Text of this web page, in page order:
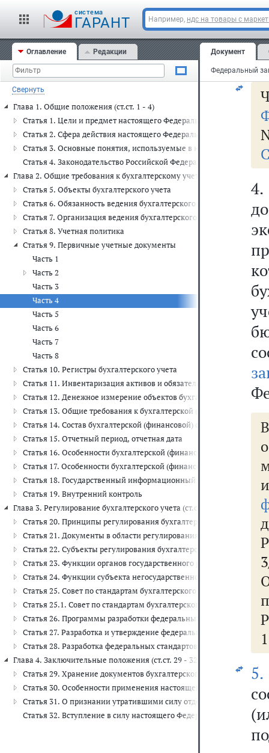
cистема
ГАРАНТ Например, ндс на товары с
Оглавление Редакции
Свернуть
Глава 1. Общие положения (ст.ст. 1 - 4)
Статья 1. Цели и предмет настоящего Федерального закона
Статья 2. Сфера действия настоящего Федерального закона
Статья 3. Основные понятия, используемые в настоящем
Статья 4. Законодательство Российской Федерации о
Глава 2. Общие требования к бухгалтерскому учету (ст.ст. 5 - 19)
Статья 5. Объекты бухгалтерского учета
Статья 6. Обязанность ведения бухгалтерского учета
Статья 7. Организация ведения бухгалтерского учета
Статья 8. Учетная политика
Статья 9. Первичные учетные документы
Часть 1
Часть 2
Часть 3
Часть 4
Часть 5
Часть 6
Часть 7
Часть 8
Статья 10. Регистры бухгалтерского учета
Статья 11. Инвентаризация активов и обязательств
Статья 12. Денежное измерение объектов бухгалтерского учета
Статья 13. Общие требования к бухгалтерской (финансовой)
Статья 14. Состав бухгалтерской (финансовой) отчетности
Статья 15. Отчетный период, отчетная дата
Статья 16. Особенности бухгалтерской (финансовой) отчетности
Статья 17. Особенности бухгалтерской (финансовой) отчетности
Статья 18. Государственный информационный ресурс
Статья 19. Внутренний контроль
Глава 3. Регулирование бухгалтерского учета (ст.ст. 20 - 28)
Статья 20. Принципы регулирования бухгалтерского учета
Статья 21. Документы в области регулирования бухгалтерского
Статья 22. Субъекты регулирования бухгалтерского учета
Статья 23. Функции органов государственного регулирования
Статья 24. Функции субъекта негосударственного регулирования
Статья 25. Совет по стандартам бухгалтерского учета
Статья 25.1. Совет по стандартам бухгалтерского учета
Статья 26. Программы разработки федеральных стандартов
Статья 27. Разработка и утверждение федеральных стандартов
Статья 28. Разработка федеральных стандартов
Глава 4. Заключительные положения (ст.ст. 29 - 32)
Статья 29. Хранение документов бухгалтерского учета
Статья 30. Особенности применения настоящего Федерального
Статья 31. О признании утратившими силу отдельных
Статья 32. Вступление в силу настоящего Федерального закона
Документ
5.